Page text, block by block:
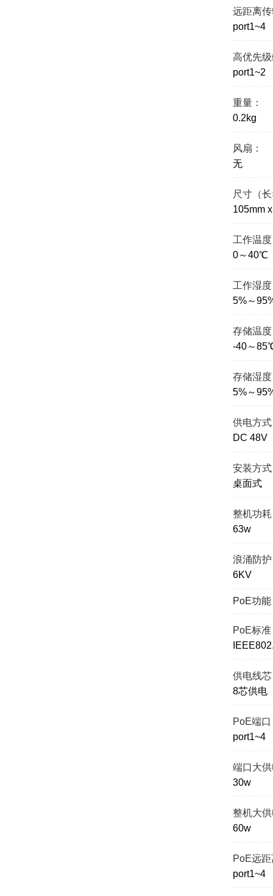
远距离
port1~4
高优先
port1~2
重量：
0.2kg
风扇：
无
尺寸（
105mm
工作温
0～40℃
工作湿
5%～
存储温
-40～
存储湿
5%～
供电方
DC 48V
安装方
桌面式
整机功
63w
浪涌防
6KV
PoE功能
PoE标准
供电线
8芯供电
PoE端口
port1~4
端口大
30w
整机大
60w
PoE远
port1~4